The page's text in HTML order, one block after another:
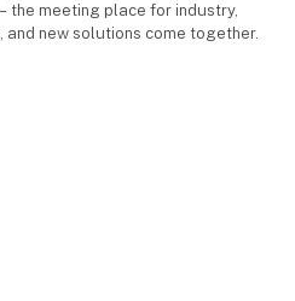
the meeting place for industry,
new solutions come together.